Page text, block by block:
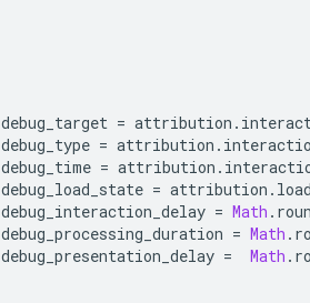
debug_target = attribution .
debug_type = attribution .
debug_time = attribution .
debug_load_state = attribution .
debug_interaction_delay = Math .
debug_processing_duration = Math .
debug_presentation_delay = Math .